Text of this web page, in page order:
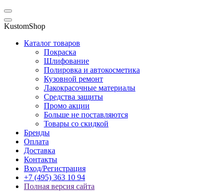
KustomShop
Каталог товаров
Покраска
Шлифование
Полировка и автокосметика
Кузовной ремонт
Лакокрасочные материалы
Средства защиты
Промо акции
Больше не поставляются
Товары со скидкой
Бренды
Оплата
Доставка
Контакты
Вход/Регистрация
+7 (495) 363 10 94
Полная версия сайта